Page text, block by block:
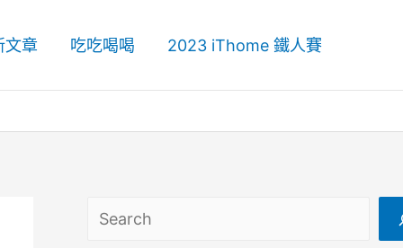
文章 吃吃喝喝 2023 iThome 鐵人賽
搜尋